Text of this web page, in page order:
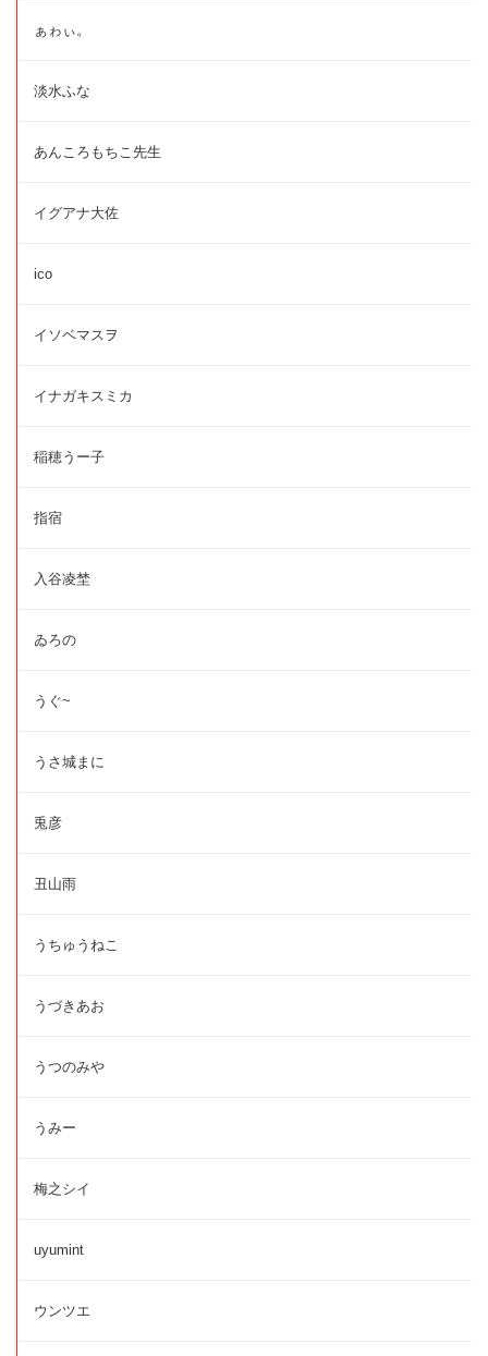
ぁゎぃ。
淡水ふな
あんころもちこ先生
イグアナ大佐
ico
イソベマスヲ
イナガキスミカ
稲穂うー子
指宿
入谷凌埜
ゐろの
うぐ~
うさ城まに
兎彦
丑山雨
うちゅうねこ
うづきあお
うつのみや
うみー
梅之シイ
uyumint
ウンツエ